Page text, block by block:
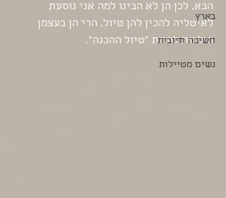
בארץ
חשיבה חיובית
נשים מטיילות
הבא, לכן הן לא הבינו למה אני נוסעת
לאיטליה להכין להן טיול, הרי הן בעצמן
הולכות להיות "טיול ההכנה".